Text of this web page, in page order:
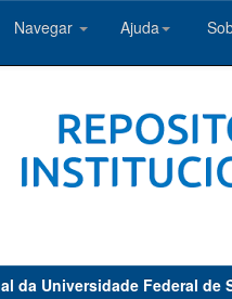
Navegar Ajuda
da Universidade Federal de